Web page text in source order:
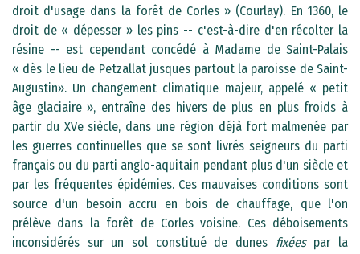
droit d'usage dans la forêt de Corles » (Courlay). En 1360, le
droit de « dépesser » les pins -- c'est-à-dire d'en récolter la
résine -- est cependant concédé à Madame de Saint-Palais
« dès le lieu de Petzallat jusques partout la paroisse de Saint-
Augustin». Un changement climatique majeur, appelé « petit
âge glaciaire », entraîne des hivers de plus en plus froids à
partir du XVe siècle, dans une région déjà fort malmenée par
les guerres continuelles que se sont livrés seigneurs du parti
français ou du parti anglo-aquitain pendant plus d'un siècle et
par les fréquentes épidémies. Ces mauvaises conditions sont
source d'un besoin accru en bois de chauffage, que l'on
prélève dans la forêt de Corles voisine. Ces déboisements
inconsidérés sur un sol constitué de dunes fixéespar la